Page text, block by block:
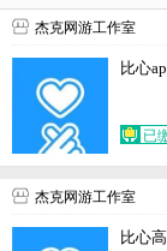
杰克网游工作室
比心
已
杰克网游工作室
比心